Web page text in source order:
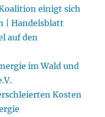
einigt sich
| Handelsblatt
auf den
im Wald und
Kosten